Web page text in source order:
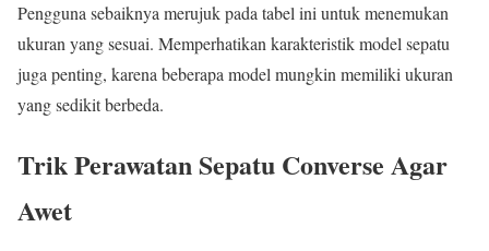
Pengguna sebaiknya merujuk pada tabel ini untuk menemukan
ukuran yang sesuai. Memperhatikan karakteristik model sepatu
juga penting, karena beberapa model mungkin memiliki ukuran
yang sedikit berbeda.
Trik Perawatan Sepatu Converse Agar
Awet